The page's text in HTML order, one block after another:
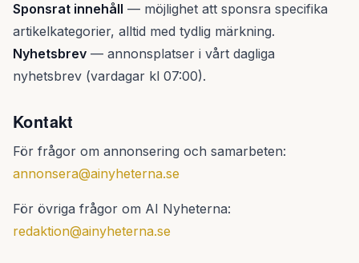
Sponsrat innehåll — möjlighet att sponsra specifika
artikelkategorier, alltid med tydlig märkning.
Nyhetsbrev — annonsplatser i vårt dagliga
nyhetsbrev (vardagar kl 07:00).
Kontakt
För frågor om annonsering och samarbeten:
annonsera@ainyheterna.se
För övriga frågor om AI Nyheterna:
redaktion@ainyheterna.se